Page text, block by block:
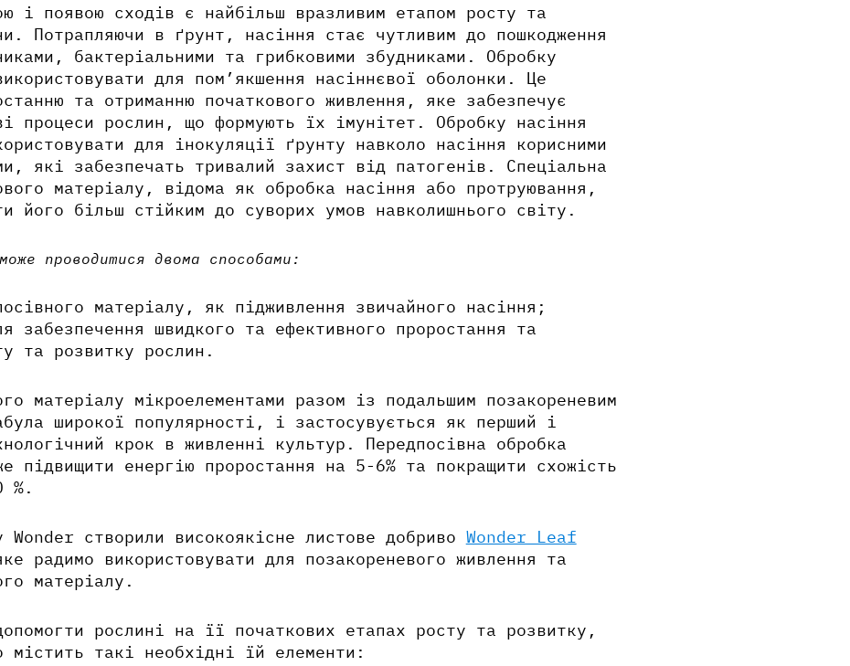
і появою сходів є найбільш вразливим етапом росту та
Потрапляючи в ґрунт, насіння стає чутливим до пошкодження
бактеріальними та грибковими збудниками. Обробку
для пом’якшення насіннєвої оболонки. Це
та отриманню початкового живлення, яке забезпечує
процеси рослин, що формують їх імунітет. Обробку насіння
для інокуляції ґрунту навколо насіння корисними
які забезпечать тривалий захист від патогенів. Спеціальна
матеріалу, відома як обробка насіння або протруювання,
його більш стійким до суворих умов навколишнього світу.
проводитися двома способами:
матеріалу, як підживлення звичайного насіння;
забезпечення швидкого та ефективного проростання та
та розвитку рослин.
матеріалу мікроелементами разом із подальшим позакореневим
широкої популярності, і застосувується як перший і
крок в живленні культур. Передпосівна обробка
підвищити енергію проростання на 5-6% та покращити схожість
%.
створили високоякісне листове добриво Wonder Leaf
радимо використовувати для позакореневого живлення та
матеріалу.
рослині на її початкових етапах росту та розвитку,
містить такі необхідні їй елементи: